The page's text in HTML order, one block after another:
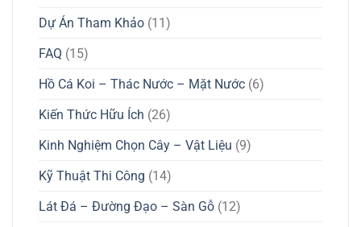
Dự Án Tham Khảo (11)
FAQ (15)
Hồ Cá Koi – Thác Nước – Mặt Nước (6)
Kiến Thức Hữu Ích (26)
Kinh Nghiệm Chọn Cây – Vật Liệu (9)
Kỹ Thuật Thi Công (14)
Lát Đá – Đường Đạo – Sàn Gỗ (12)